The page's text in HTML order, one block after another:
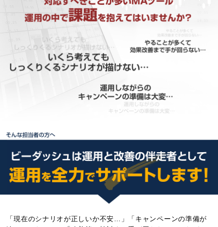
「現在のシナリオが正しいか不安…」「キャンペーンの準備が